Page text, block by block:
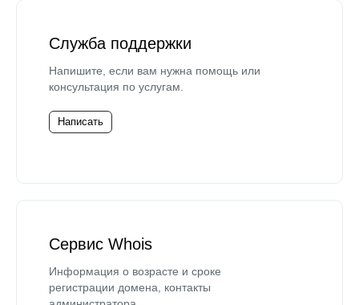
Служба поддержки
Напишите, если вам нужна помощь или
консультация по услугам.
Написать
Сервис Whois
Информация о возрасте и сроке
регистрации домена, контакты